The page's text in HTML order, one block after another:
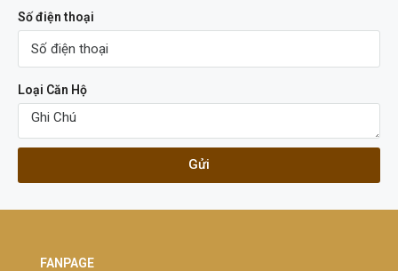
Số điện thoại
Loại Căn Hộ
Gửi
FANPAGE